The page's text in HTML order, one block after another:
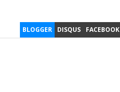
BLOGGER DISQUS FACEBOOK